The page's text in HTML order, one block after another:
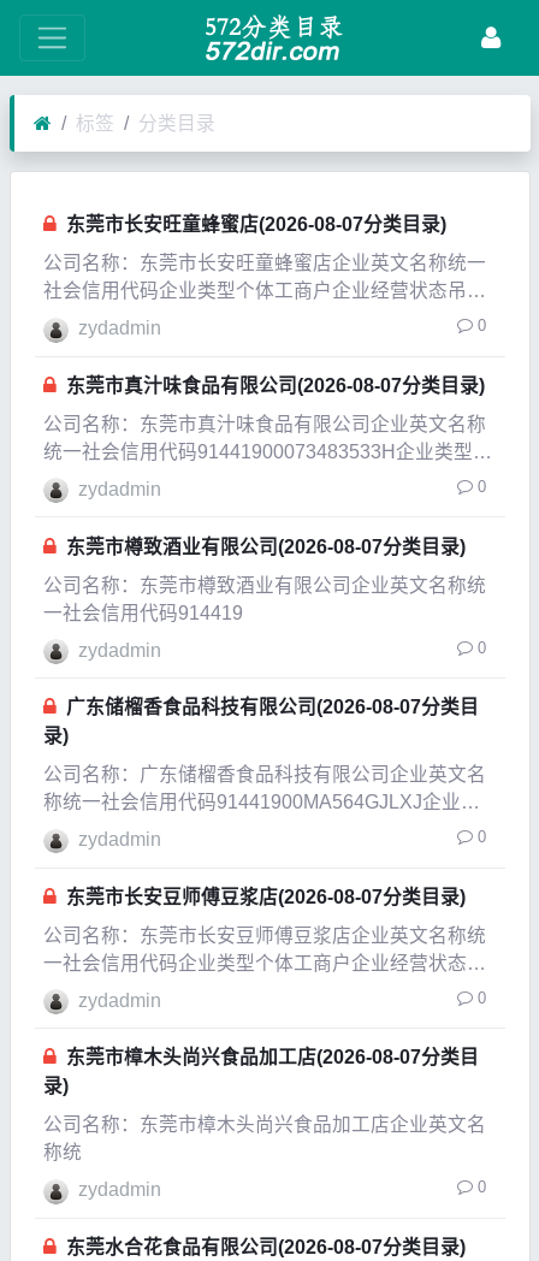
标签 分类目录
东莞市长安旺童蜂蜜店(2026-08-07分类目录)
公司名称：东莞市长安旺童蜂蜜店企业英文名称统一
社会信用代码企业类型个体工商户企业经营状态吊
销，未注销企业成立日期2007-09-09成立日期2011-
01-14法定代表人王雁鸣注册资本3000万人民币实缴
资本参保人数公司规模经营范围零售：蜂
zydadmin 0
东莞市真汁味食品有限公司(2026-08-07分类目录)
公司名称：东莞市真汁味食品有限公司企业英文名称
统一社会信用代码91441900073483533H企业类型有
限责任公司(自然人投资或控股)企业经营状态吊销企
业成立日期2013-07-05成立日期2013-07-05法定代表
人陈大庆注册资本5
zydadmin 0
东莞市樽致酒业有限公司(2026-08-07分类目录)
公司名称：东莞市樽致酒业有限公司企业英文名称统
一社会信用代码914419
zydadmin
0
广东储榴香食品科技有限公司(2026-08-07分类目
录)
公司名称：广东储榴香食品科技有限公司企业英文名
称统一社会信用代码91441900MA564GJLXJ企业类
型有限责任公司(自然人投资或控股)企业经营状态开
业企业成立日期2021-03-22成立日期2023-03-23法定
代表人方青注册资本5
zydadmin 0
东莞市长安豆师傅豆浆店(2026-08-07分类目录)
公司名称：东莞市长安豆师傅豆浆店企业英文名称统
一社会信用代码企业类型个体工商户企业经营状态吊
销，未注销企业成立日期2002-09-17成立日期2009-
06-04法定代表人王胜旺注册资本0.5万人民币实缴资
本参保人数公司规模经营范围零售：豆
zydadmin 0
东莞市樟木头尚兴食品加工店(2026-08-07分类目
录)
公司名称：东莞市樟木头尚兴食品加工店企业英文名
称统
zydadmin
0
东莞水合花食品有限公司(2026-08-07分类目录)